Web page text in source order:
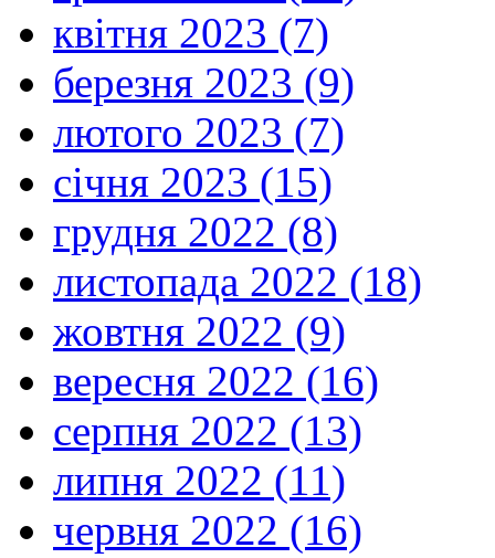
квітня 2023 (7)
березня 2023 (9)
лютого 2023 (7)
січня 2023 (15)
грудня 2022 (8)
листопада 2022 (18)
жовтня 2022 (9)
вересня 2022 (16)
серпня 2022 (13)
липня 2022 (11)
червня 2022 (16)